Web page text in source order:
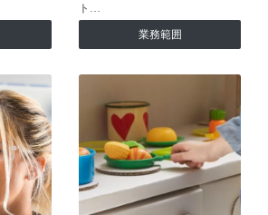
ト…
業務範囲